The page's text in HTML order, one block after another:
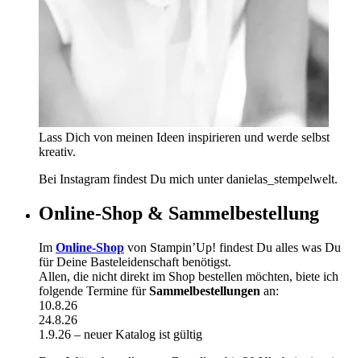
Lass Dich von meinen Ideen inspirieren und werde selbst
kreativ.
Bei Instagram findest Du mich unter danielas_stempelwelt.
Online-Shop & Sammelbestellung
Im Online-Shop von Stampin’Up! findest Du alles was Du
für Deine Basteleidenschaft benötigst.
Allen, die nicht direkt im Shop bestellen möchten, biete ich
folgende Termine fürSammelbestellungen an:
10.8.26
24.8.26
1.9.26 – neuer Katalog ist gültig